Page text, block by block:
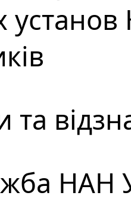
установ
та
НАН